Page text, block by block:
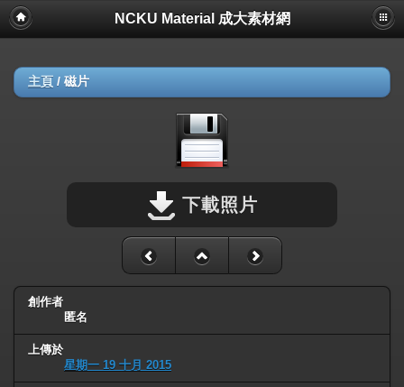
NCKU Material 成大素材網
主頁 / 磁片
下載照片
創作者
匿名
上傳於
星期一 19 十月 2015